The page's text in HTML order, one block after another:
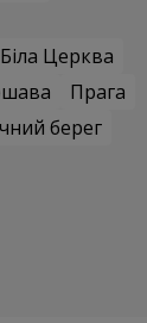
Біла Церква
Прага
берег